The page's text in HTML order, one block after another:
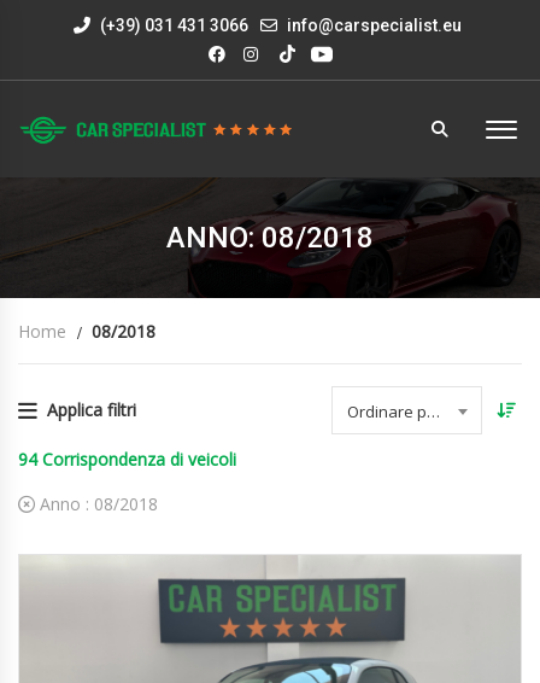
(+39) 031 431 3066 info@carspecialist.eu
ANNO: 08/2018
Home 08/2018
Applica filtri Ordinare per data
94 Corrispondenza di veicoli
Anno : 08/2018